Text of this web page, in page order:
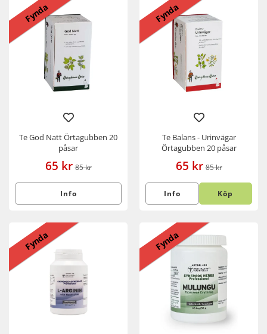
Fynda
Te God Natt Örtagubben 20
påsar
65 kr 85 kr
Info
Fynda
Te Balans - Urinvägar
Örtagubben 20 påsar
65 kr 85 kr
Info Köp
Fynda Fynda